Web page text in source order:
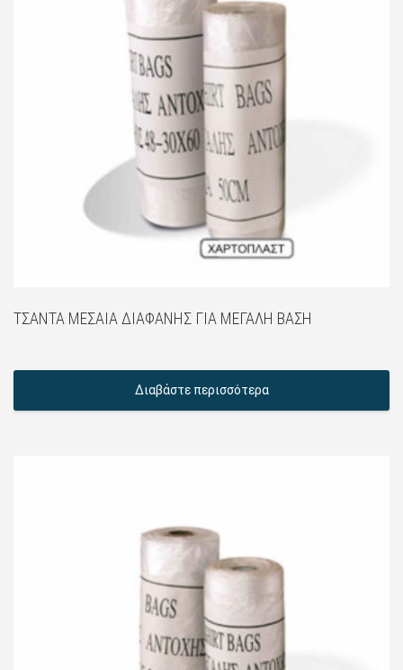
ΤΣΆΝΤΑ ΜΕΣΑΊΑ ΔΙΑΦΑΝΉΣ ΓΙΑ ΜΕΓΆΛΗ ΒΆΣΗ
Διαβάστε περισσότερα